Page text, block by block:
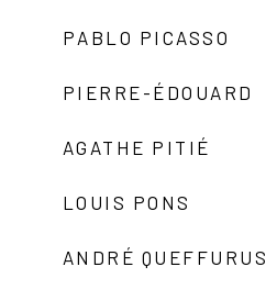
PABLO PICASSO
PIERRE-ÉDOUARD
AGATHE PITIÉ
LOUIS PONS
ANDRÉ QUEFFURUS